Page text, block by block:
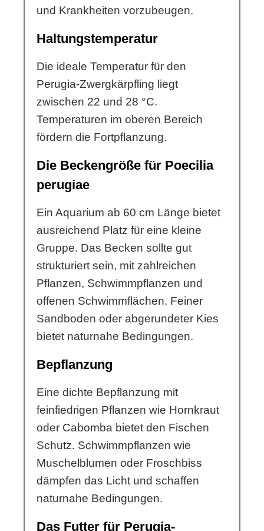
und Krankheiten vorzubeugen.
Haltungstemperatur
Die ideale Temperatur für den
Perugia-Zwergkärpfling liegt
zwischen 22 und 28 °C.
Temperaturen im oberen Bereich
fördern die Fortpflanzung.
Die Beckengröße für Poecilia
perugiae
Ein Aquarium ab 60 cm Länge bietet
ausreichend Platz für eine kleine
Gruppe. Das Becken sollte gut
strukturiert sein, mit zahlreichen
Pflanzen, Schwimmpflanzen und
offenen Schwimmflächen. Feiner
Sandboden oder abgerundeter Kies
bietet naturnahe Bedingungen.
Bepflanzung
Eine dichte Bepflanzung mit
feinfiedrigen Pflanzen wie Hornkraut
oder Cabomba bietet den Fischen
Schutz. Schwimmpflanzen wie
Muschelblumen oder Froschbiss
dämpfen das Licht und schaffen
naturnahe Bedingungen.
Das Futter für Perugia-